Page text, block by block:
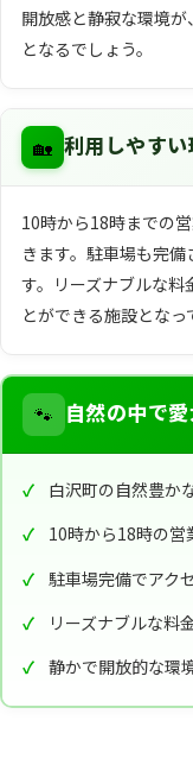
開放感と静寂な環境
となるでしょう。
🏡 利用しやすい
10時から18時までの
きます。駐車場も完
す。リーズナブルな料
とができる施設となっ
🐾 自然の中で
白沢町の自然豊か
10時から18時の営
駐車場完備でアク
リーズナブルな料
静かで開放的な環